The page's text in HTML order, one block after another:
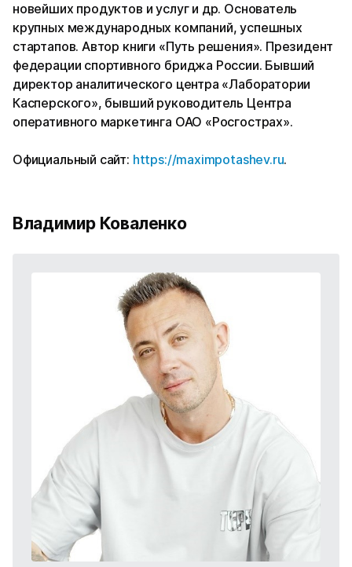
новейших продуктов и услуг и др. Основатель
крупных международных компаний, успешных
стартапов. Автор книги «Путь решения». Президент
федерации спортивного бриджа России. Бывший
директор аналитического центра «Лаборатории
Касперского», бывший руководитель Центра
оперативного маркетинга ОАО «Росгострах».
Официальный сайт: https://maximpotashev.ru.
Владимир Коваленко